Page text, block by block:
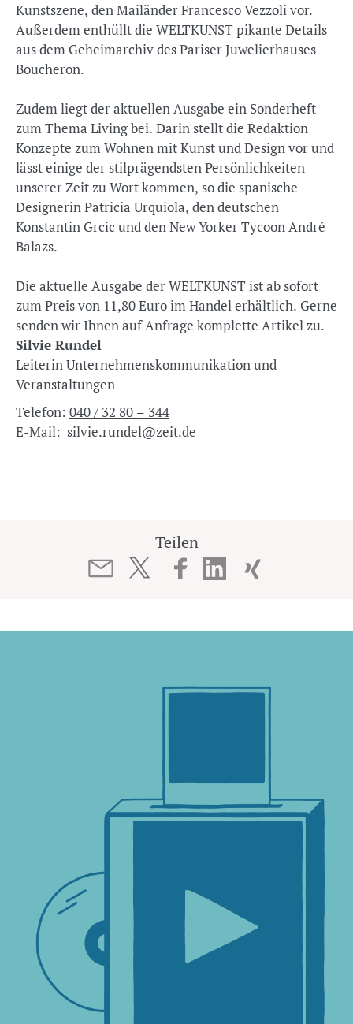
Kunstszene, den Mailänder Francesco Vezzoli vor.
Außerdem enthüllt die WELTKUNST pikante Details
aus dem Geheimarchiv des Pariser Juwelierhauses
Boucheron.
Zudem liegt der aktuellen Ausgabe ein Sonderheft
zum Thema Living bei. Darin stellt die Redaktion
Konzepte zum Wohnen mit Kunst und Design vor und
lässt einige der stilprägendsten Persönlichkeiten
unserer Zeit zu Wort kommen, so die spanische
Designerin Patricia Urquiola, den deutschen
Konstantin Grcic und den New Yorker Tycoon André
Balazs.
Die aktuelle Ausgabe der WELTKUNST ist ab sofort
zum Preis von 11,80 Euro im Handel erhältlich. Gerne
senden wir Ihnen auf Anfrage komplette Artikel zu.
Silvie Rundel
Leiterin Unternehmenskommunikation und
Veranstaltungen
Telefon: 040 / 32 80 – 344
E-Mail: silvie.rundel@zeit.de
Teilen